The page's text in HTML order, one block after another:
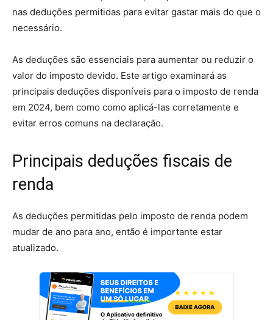
nas deduções permitidas para evitar gastar mais do que o
necessário.
As deduções são essenciais para aumentar ou reduzir o
valor do imposto devido. Este artigo examinará as
principais deduções disponíveis para o imposto de renda
em 2024, bem como como aplicá-las corretamente e
evitar erros comuns na declaração.
Principais deduções fiscais de
renda
As deduções permitidas pelo imposto de renda podem
mudar de ano para ano, então é importante estar
atualizado.